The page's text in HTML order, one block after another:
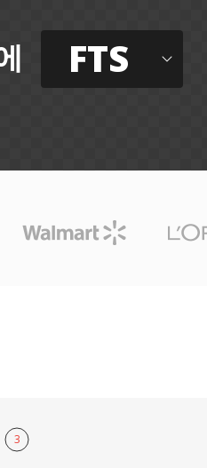
FTS
3